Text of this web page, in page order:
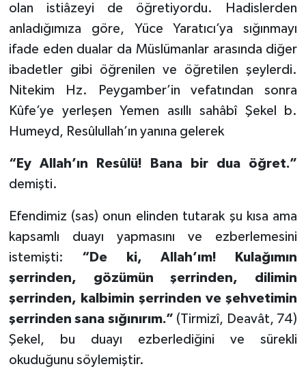
olan istiâzeyi de öğretiyordu. Hadislerden
anladığımıza göre, Yüce Yaratıcı’ya sığınmayı
ifade eden dualar da Müslümanlar arasında diğer
ibadetler gibi öğrenilen ve öğretilen şeylerdi.
Nitekim Hz. Peygamber’in vefatından sonra
Kûfe’ye yerleşen Yemen asıllı sahâbî Şekel b.
Humeyd, Resûlullah’ın yanına gelerek
“Ey Allah’ın Resûlü! Bana bir dua öğret.”
demişti.
Efendimiz (sas) onun elinden tutarak şu kısa ama
kapsamlı duayı yapmasını ve ezberlemesini
istemişti: “De ki, Allah’ım! Kulağımın
şerrinden, gözümün şerrinden, dilimin
şerrinden, kalbimin şerrinden ve şehvetimin
şerrinden sana sığınırım.” (Tirmizî, Deavât, 74)
Şekel, bu duayı ezberlediğini ve sürekli
okuduğunu söylemiştir.